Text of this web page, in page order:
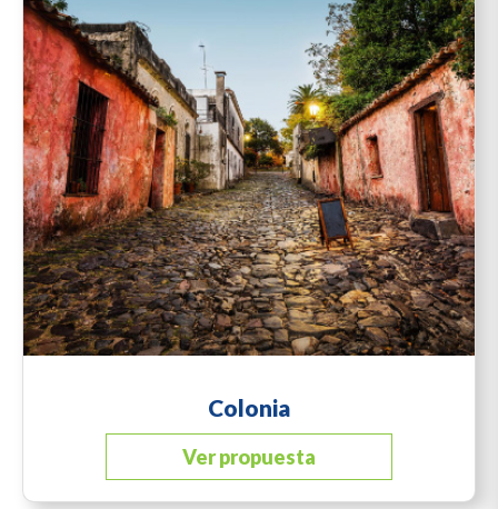
Colonia
Ver propuesta